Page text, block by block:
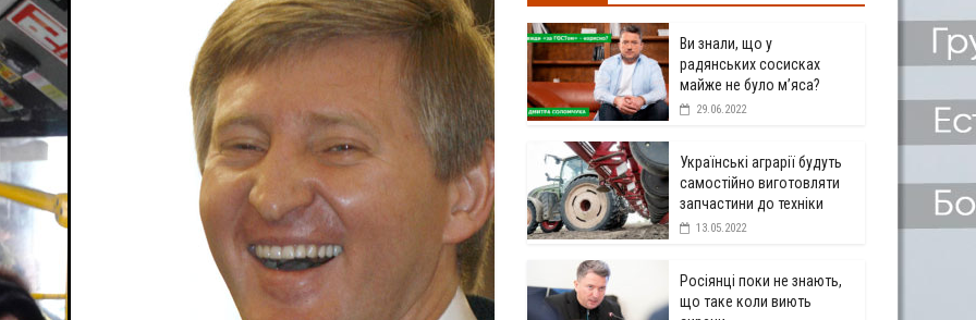
Ви знали, що у
радянських сосисках
майже не було м’яса?
29.06.2022
Українські аграрії будуть
самостійно виготовляти
запчастини до техніки
13.05.2022
Росіянці поки не знають,
що таке коли виють